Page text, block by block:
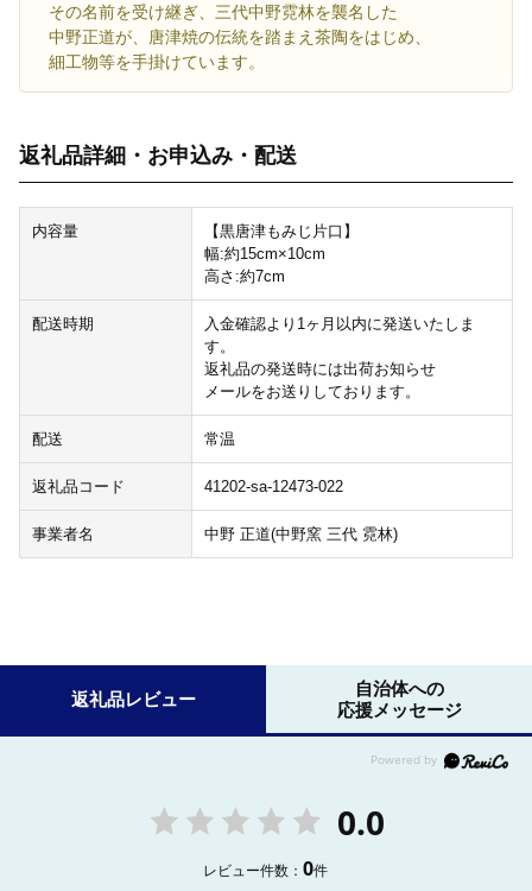
その名前を受け継ぎ、三代中野霓林を襲名した
中野正道が、唐津焼の伝統を踏まえ茶陶をはじめ、
細工物等を手掛けています。
返礼品詳細・お申込み・配送
内容量
【黒唐津もみじ片口】
幅:約15cm×10cm
高さ:約7cm
配送時期
入金確認より1ヶ月以内に発送いたしま
す。
返礼品の発送時には出荷お知らせ
メールをお送りしております。
配送 常温
返礼品コード 41202-sa-12473-022
事業者名 中野 正道(中野窯 三代 霓林)
返礼品レビュー
自治体への
応援メッセージ
0.0
レビュー件数：0件